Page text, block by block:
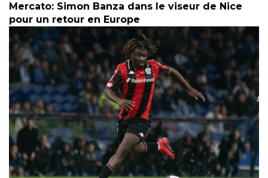
Mercato: Simon Banza dans le viseur de Nice
pour un retour en Europe